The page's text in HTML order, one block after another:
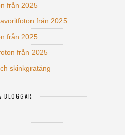
från 2025
från 2025
från 2025
från 2025
skinkgratäng
BLOGGAR